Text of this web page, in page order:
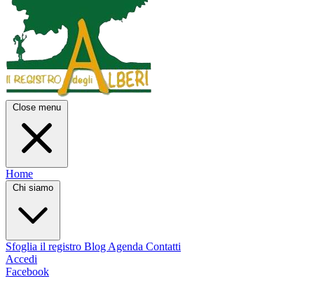
Close menu
Home
Chi siamo
Sfoglia il registro Blog Agenda Contatti
Accedi
Facebook